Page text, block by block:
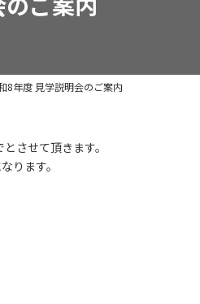
8年度 見学説明会のご案内
させて頂きます。
ります。